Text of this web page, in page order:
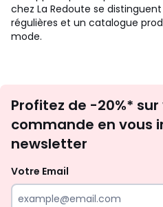
chez La Redoute se
régulières et un catalogue
mode.
Profitez de -20%*
commande en vous
newsletter
Votre Email